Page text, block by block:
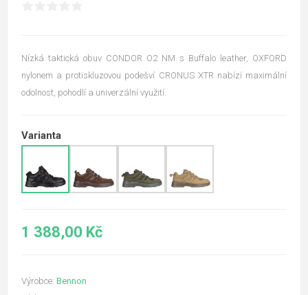
Nízká taktická obuv CONDOR O2 NM s Buffalo leather, OXFORD
nylonem a protiskluzovou podešví CRONUS XTR nabízí maximální
odolnost, pohodlí a univerzální využití.
Varianta
1 388,00 Kč
Výrobce: Bennon